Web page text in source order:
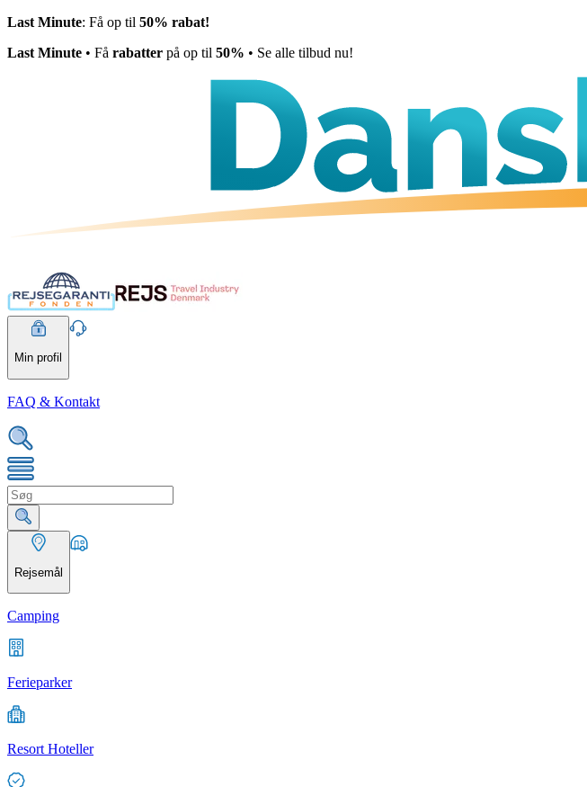
Last Minute: Få op til 50% rabat!
Last Minute • Få rabatter på op til 50% • Se alle tilbud nu!
Min profil
FAQ & Kontakt
Rejsemål
Camping
Ferieparker
Resort Hoteller